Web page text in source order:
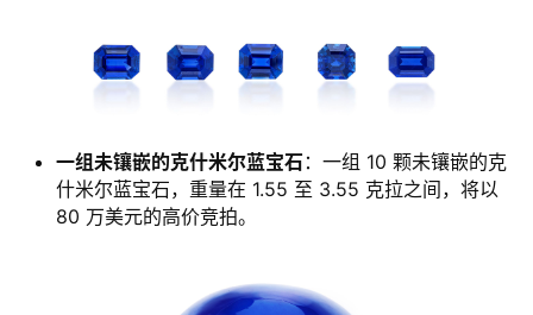
一组未镶嵌的克什米尔蓝宝石 ：一组 10 颗未镶嵌的克
什米尔蓝宝石，重量在 1.55 至 3.55 克拉之间，将以
80 万美元的高价竞拍。